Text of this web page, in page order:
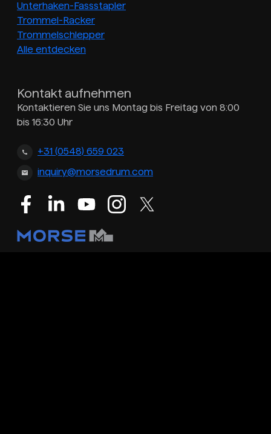
Unterhaken-Fassstapler
Trommel-Racker
Trommelschlepper
Alle entdecken
Kontakt aufnehmen
Kontaktieren Sie uns Montag bis Freitag von 8:00
bis 16:30 Uhr
+31 (0548) 659 023
inquiry@morsedrum.com